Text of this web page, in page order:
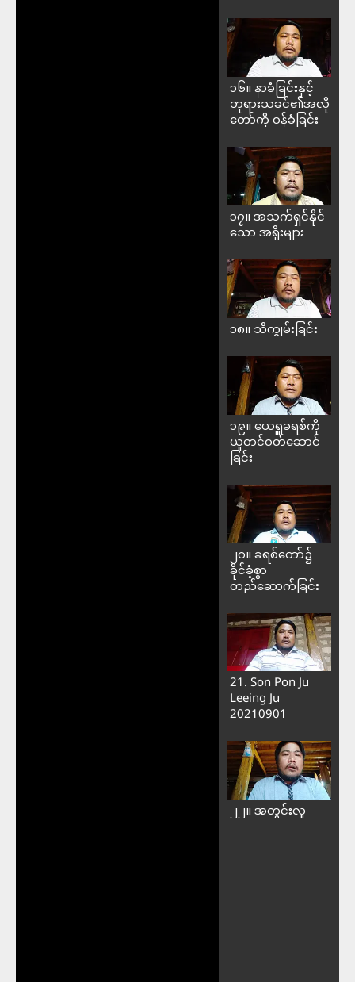
၁၆။ နာခံခြင်းနှင့်
ဘုရားသခင်၏အလို
တော်ကို ဝန်ခံခြင်း
၁၇။ အသက်ရှင်နိုင်
သော အရိုးများ
၁၈။ သိကျွမ်းခြင်း
၁၉။ ယေရှူခရစ်ကို
ယူတင်ဝတ်ဆောင်
ခြင်း
၂၀။ ခရစ်တော်၌
ခိုင်ခံ့စွာ
တည်ဆောက်ခြင်း
21. Son Pon Ju
Leeing Ju
20210901
၂၂။ အတွင်းလူ